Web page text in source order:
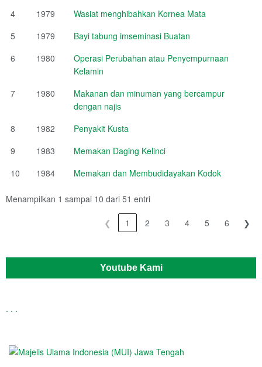
4
1979
Wasiat menghibahkan Kornea Mata
5
1979
Bayi tabung imseminasi Buatan
6
1980
Operasi Perubahan atau Penyempurnaan
Kelamin
7
1980
Makanan dan minuman yang bercampur
dengan najis
8
1982
Penyakit Kusta
9
1983
Memakan Daging Kelinci
10
1984 Memakan dan Membudidayakan Kodok
Menampilkan 1 sampai 10 dari 51 entri
❮ 1 2 3 4 5 6 ❯
Youtube Kami
. . .